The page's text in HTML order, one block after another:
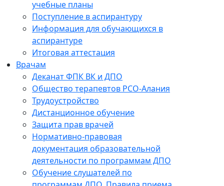
учебные планы
Поступление в аспирантуру
Информация для обучающихся в
аспирантуре
Итоговая аттестация
Врачам
Деканат ФПК ВК и ДПО
Общество терапевтов РСО-Алания
Трудоустройство
Дистанционное обучение
Защита прав врачей
Нормативно-правовая
документация образовательной
деятельности по программам ДПО
Обучение слушателей по